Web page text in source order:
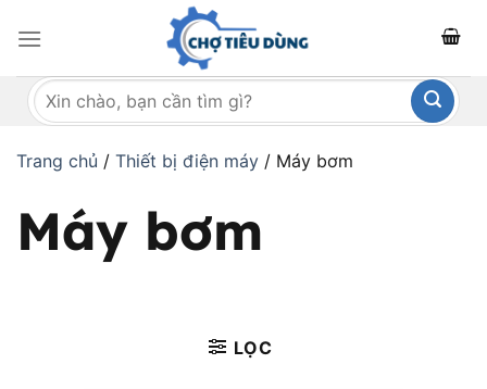
qua
dungTìm
kiếm:
Trang chủ / Thiết bị điện máy / Máy bơm
Máy bơm
LỌC